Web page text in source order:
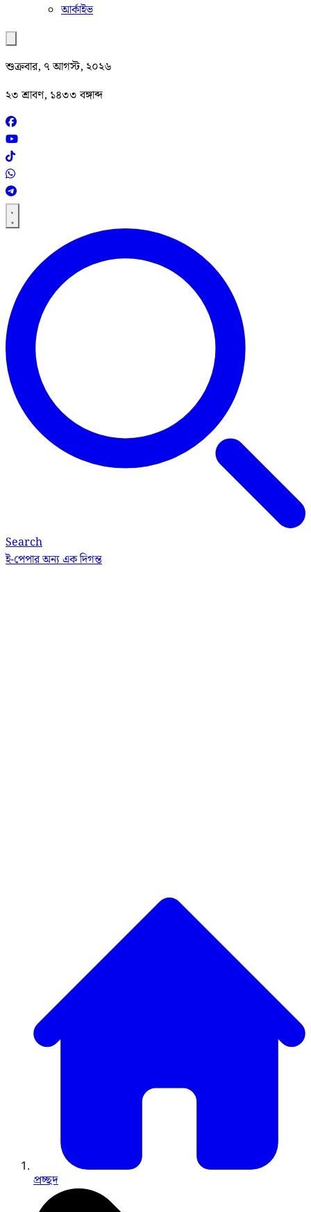
আর্কাইভ
শুক্রবার, ৭ আগস্ট, ২০২৬
২৩ শ্রাবণ, ১৪৩৩ বঙ্গাব্দ
Search
ই-পেপারঅন্য এক দিগন্ত
প্রচ্ছদ